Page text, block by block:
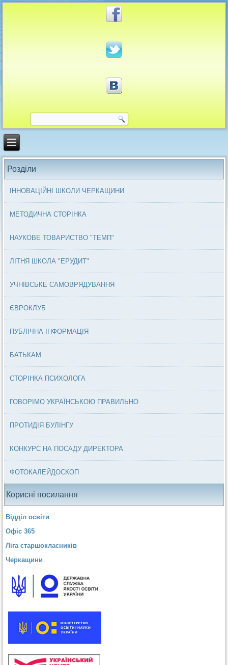
Розділи
ІННОВАЦІЙНІ ШКОЛИ ЧЕРКАЩИНИ
МЕТОДИЧНА СТОРІНКА
НАУКОВЕ ТОВАРИСТВО "ТЕМП"
ЛІТНЯ ШКОЛА "ЕРУДИТ"
УЧНІВСЬКЕ САМОВРЯДУВАННЯ
ЄВРОКЛУБ
ПУБЛІЧНА ІНФОРМАЦІЯ
БАТЬКАМ
СТОРІНКА ПСИХОЛОГА
ГОВОРІМО УКРАЇНСЬКОЮ ПРАВИЛЬНО
ПРОТИДІЯ БУЛІНГУ
КОНКУРС НА ПОСАДУ ДИРЕКТОРА
ФОТОКАЛЕЙДОСКОП
Корисні посилання
Відділ освіти
Офіс 365
Ліга старшокласників
Черкащини